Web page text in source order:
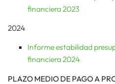
financiera 2023
2024
Informe estabilidad
financiera 2024
PLAZO MEDIO DE PAGO A